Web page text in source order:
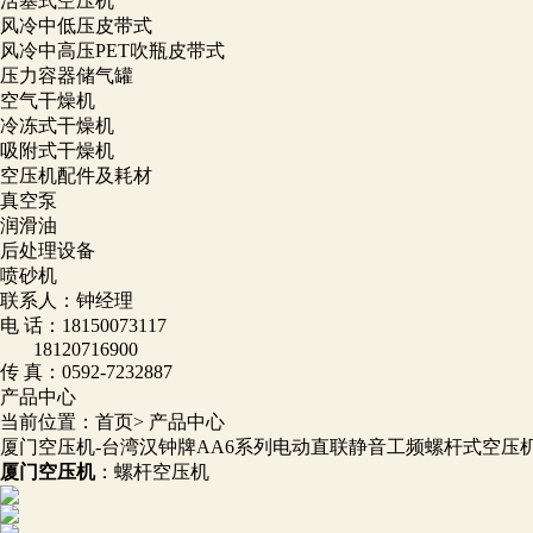
风冷中低压皮带式
风冷中高压PET吹瓶皮带式
压力容器储气罐
空气干燥机
冷冻式干燥机
吸附式干燥机
空压机配件及耗材
真空泵
润滑油
后处理设备
喷砂机
联系人：钟经理
电 话： 18150073117
18120716900
传 真： 0592-7232887
产品中心
当前位置： 首页> 产品中心
厦门空压机-台湾汉钟牌AA6系列电动直联静音工频螺杆式空压
厦门空压机：螺杆空压机